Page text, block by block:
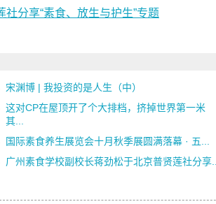
分享“素食、放生与护生”专题
宋渊博 | 我投资的是人生（中）
这对CP在屋顶开了个大排档，挤掉世界第一米
其...
国际素食养生展览会十月秋季展圆满落幕 · 五...
广州素食学校副校长蒋劲松于北京普贤莲社分享...